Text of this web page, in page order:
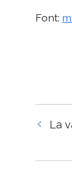
Font:
La